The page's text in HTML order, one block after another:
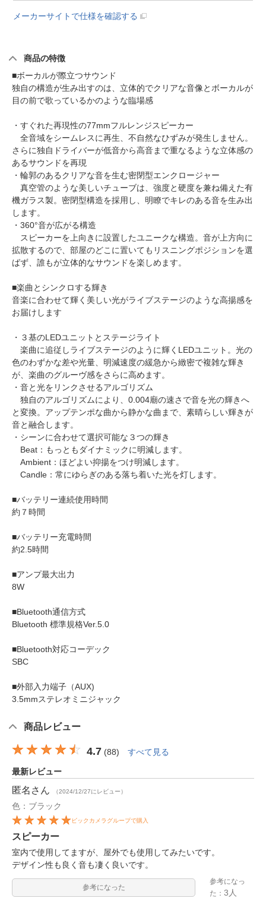
メーカーサイトで仕様を確認する
商品の特徴
■ボーカルが際立つサウンド
独自の構造が生み出すのは、立体的でクリアな音像とボーカルが
目の前で歌っているかのような臨場感
・すぐれた再現性の77mmフルレンジスピーカー
全音域をシームレスに再生、不自然なひずみが発生しません。
さらに独自ドライバーが低音から高音まで重なるような立体感の
あるサウンドを再現
・輪郭のあるクリアな音を生む密閉型エンクロージャー
真空管のような美しいチューブは、強度と硬度を兼ね備えた有
機ガラス製。密閉型構造を採用し、明瞭でキレのある音を生み出
します。
・360°音が広がる構造
スピーカーを上向きに設置したユニークな構造。音が上方向に
拡散するので、部屋のどこに置いてもリスニングポジションを選
ばず、誰もが立体的なサウンドを楽しめます。
■楽曲とシンクロする輝き
音楽に合わせて輝く美しい光がライブステージのような高揚感を
お届けします
・３基のLEDユニットとステージライト
楽曲に追従しライブステージのように輝くLEDユニット。光の
色のわずかな差や光量、明減速度の緩急から緻密で複雑な輝き
が、楽曲のグルーヴ感をさらに高めます。
・音と光をリンクさせるアルゴリズム
独自のアルゴリズムにより、0.004廟の速さで音を光の輝きへ
と変換。アップテンポな曲から静かな曲まで、素晴らしい輝きが
音と融合します。
・シーンに合わせて選択可能な３つの輝き
Beat：もっともダイナミックに明減します。
Ambient：ほどよい抑揚をつけ明減します。
Candle：常にゆらぎのある落ち着いた光を灯します。
■バッテリー連続使用時間
約７時間
■バッテリー充電時間
約2.5時間
■アンプ最大出力
8W
■Bluetooth通信方式
Bluetooth 標準規格Ver.5.0
■Bluetooth対応コーデック
SBC
■外部入力端子（AUX)
3.5mmステレオミニジャック
商品レビュー
4.7 (88) すべて見る
最新レビュー
匿名 さん （2024/12/27にレビュー）
色：ブラック
ビックカメラグループで購入
スピーカー
室内で使用してますが、屋外でも使用してみたいです。
デザイン性も良く音も凄く良いです。
参考になった
参考になっ
た：3人